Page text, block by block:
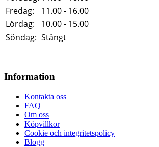
Fredag:
11.00 - 16.00
Lördag:
10.00 - 15.00
Söndag: Stängt
Information
Kontakta oss
FAQ
Om oss
Köpvillkor
Cookie och integritetspolicy
Blogg